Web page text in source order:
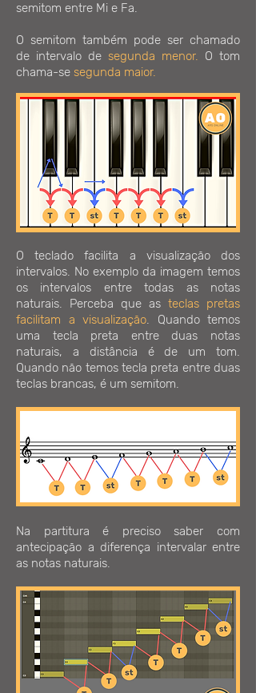
semitom entre Mi e Fa.
O semitom também pode ser chamado
de intervalo de segunda menor. O tom
chama-se segunda maior.
O teclado facilita a visualização dos
intervalos. No exemplo da imagem temos
os intervalos entre todas as notas
naturais. Perceba que as teclas pretas
facilitam a visualização. Quando temos
uma tecla preta entre duas notas
naturais, a distância é de um tom.
Quando não temos tecla preta entre duas
teclas brancas, é um semitom.
Na partitura é preciso saber com
antecipação a diferença intervalar entre
as notas naturais.